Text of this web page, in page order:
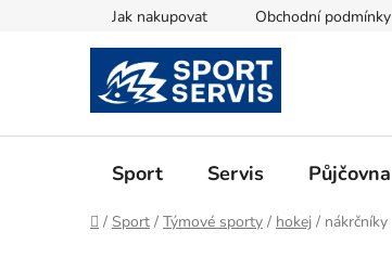
Jak nakupovat Obchodní podmínky
Sport Servis Půjčovna
Domů
/ Sport / Týmové sporty / hokej / nákrčníky